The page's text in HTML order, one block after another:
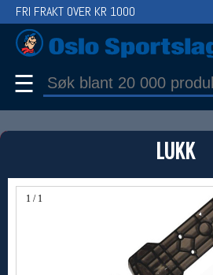
LUKK
1 / 1
FRI FRAKT OVER KR 1000
☰
PRODUKT
Produkter (1)
Bruk filter til å